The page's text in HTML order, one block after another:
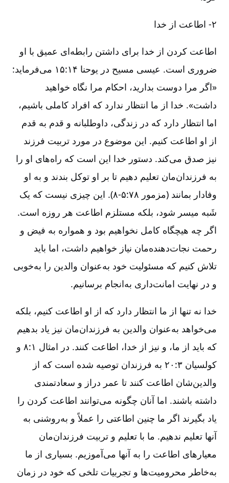
۲-‏‏‏ اطاعت از خدا
اطاعت کردن از خدا برای داشتن رابطه‌ای عمیق با او
ضروری است. عیسی مسیح در یوحنا ۱۴:‏۱۵ می‌فرماید:
«اگر مرا دوست بدارید، احکام مرا نگاه خواهید
داشت». خدا از ما انتظار ندارد که افراد کاملی باشیم،
اما انتظار دارد که در زندگی، داوطلبانه و قدم به قدم
از او اطاعت کنیم. این موضوع در مورد تربیت فرزند
نیز صدق می‌کند. دستور خدا این است که راه‌های او را
به فرزندان‌مان تعلیم دهیم تا بر او توکل بندند و به او
وفادار بمانند (مزمور ۷۸:‏۵-‏‏‏‏۸). این چیزی نیست که یک
شَبه میسر شود، بلکه مستلزم اطاعت هر روزه است.
اگر چه هیچگاه کامل نخواهیم بود و همواره به فیض و
رحمت نجات‌دهنده‌مان نیاز خواهیم داشت، اما باید
تلاش کنیم که مسئولیت خود به‌عنوان والدین را به‌خوبی
و در نهایت امانت‌داری به‌انجام برسانیم.
خدا نه تنها از ما انتظار دارد که از او اطاعت کنیم، بلکه
می‌خواهد به‌عنوان والدین به فرزندان‌مان نیز یاد بدهیم
که باید از ما، و نیز از خدا، اطاعت کنند. در امثال ۱:‏۸ و
کولسیان ۳:‏۲۰ به فرزندان توصیه شده است که از
والدین‌شان اطاعت کنند تا عمر دراز و سعادتمندی
داشته باشند. اما آنان چگونه می‌توانند اطاعت‌ کردن را
یاد بگیرند اگر ما چنین اطاعتی را عملاً و به‌روشنی به
آنها تعلیم ندهیم. ما با تعلیم و تربیت فرزندان‌مان
معیارهای اطاعت را به آنها می‌آموزیم. بسیاری از ما
به‌خاطر محرومیت‌ها و تجربیات تلخی که خود در زمان